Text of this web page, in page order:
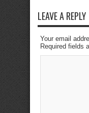
LEAVE A REPLY
Your email
Required fields